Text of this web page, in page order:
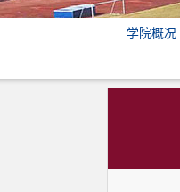
学院概况